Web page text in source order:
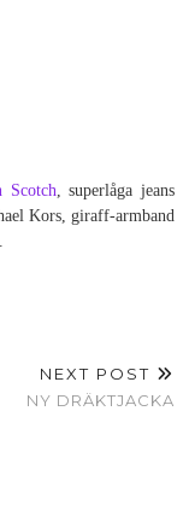
Scotch, superlåga jeans
Kors, giraff-armband
NEXT POST
NY DRÄKTJACKA